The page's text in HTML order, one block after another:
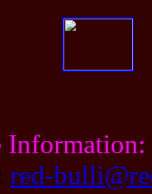
Information:
red-